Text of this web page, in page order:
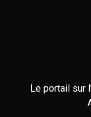
Le portail sur